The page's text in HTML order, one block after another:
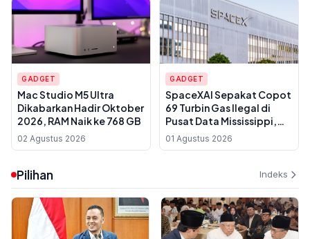
GADGET
Mac Studio M5 Ultra
Dikabarkan Hadir Oktober
2026, RAM Naik ke 768 GB
02 Agustus 2026
GADGET
SpaceXAI Sepakat Copot
69 Turbin Gas Ilegal di
Pusat Data Mississippi,
Proses Rampung Juli 2027
01 Agustus 2026
Pilihan Indeks